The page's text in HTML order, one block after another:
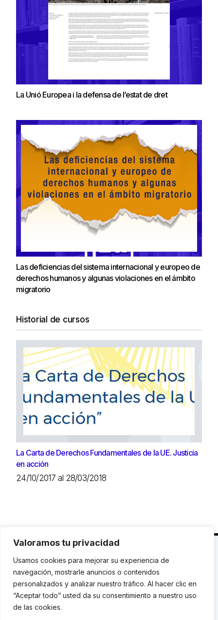
Valoramos tu privacidad
Usamos cookies para mejorar su experiencia de
navegación, mostrarle anuncios o contenidos
personalizados y analizar nuestro tráfico. Al hacer clic en
“Aceptar todo” usted da su consentimiento a nuestro uso
de las cookies.
La Unió Europea i la defensa de l’estat de dret
Las deficiencias del sistema internacional y europeo de
derechos humanos y algunas violaciones en el ámbito
migratorio
Historial de cursos
La Carta de Derechos Fundamentales de la UE. Justicia
en acción
24/10/2017 al 28/03/2018
C. Avinyó 44, 2n | 08002 Barcelona |
T.: +34 93
119 03 72|institut@idhc.org
© Institut de Drets Humans de Catalunya.